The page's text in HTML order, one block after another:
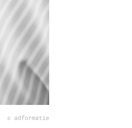
© adformatie